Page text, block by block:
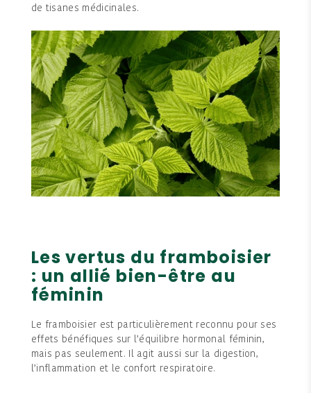
de tisanes médicinales.
Les vertus du framboisier
: un allié bien-être au
féminin
Le framboisier est particulièrement reconnu pour ses
effets bénéfiques sur l’équilibre hormonal féminin,
mais pas seulement. Il agit aussi sur la digestion,
l’inflammation et le confort respiratoire.